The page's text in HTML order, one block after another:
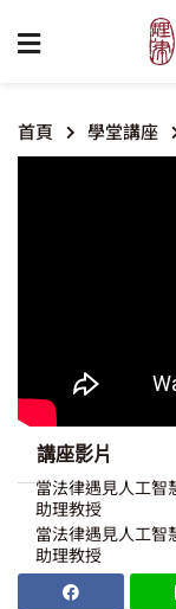
首頁 學堂講座
講座影片
當法律遇見人工智
助理教授
當法律遇見人工智
助理教授